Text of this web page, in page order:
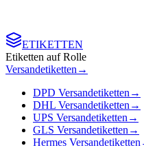
ETIKETTEN
Etiketten auf Rolle
Versandetiketten →
DPD Versandetiketten →
DHL Versandetiketten →
UPS Versandetiketten →
GLS Versandetiketten →
Hermes Versandetiketten